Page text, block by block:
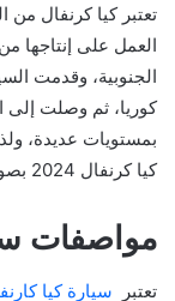
تعتبر كيا كرنفال من
العمل على إنتاجها
بمستويات عديدة،
كيا كرنفال 2024 بصورة مفصلة.
مواصفات
تعتبر سيارة كيا